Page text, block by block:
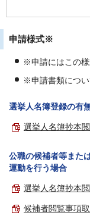
申請様式※
※申請にはこの様
※申請書類につい
選挙人名簿登録の有
選挙人名簿抄本
公職の候補者等また
運動を行う場合
選挙人名簿抄本
候補者閲覧事項